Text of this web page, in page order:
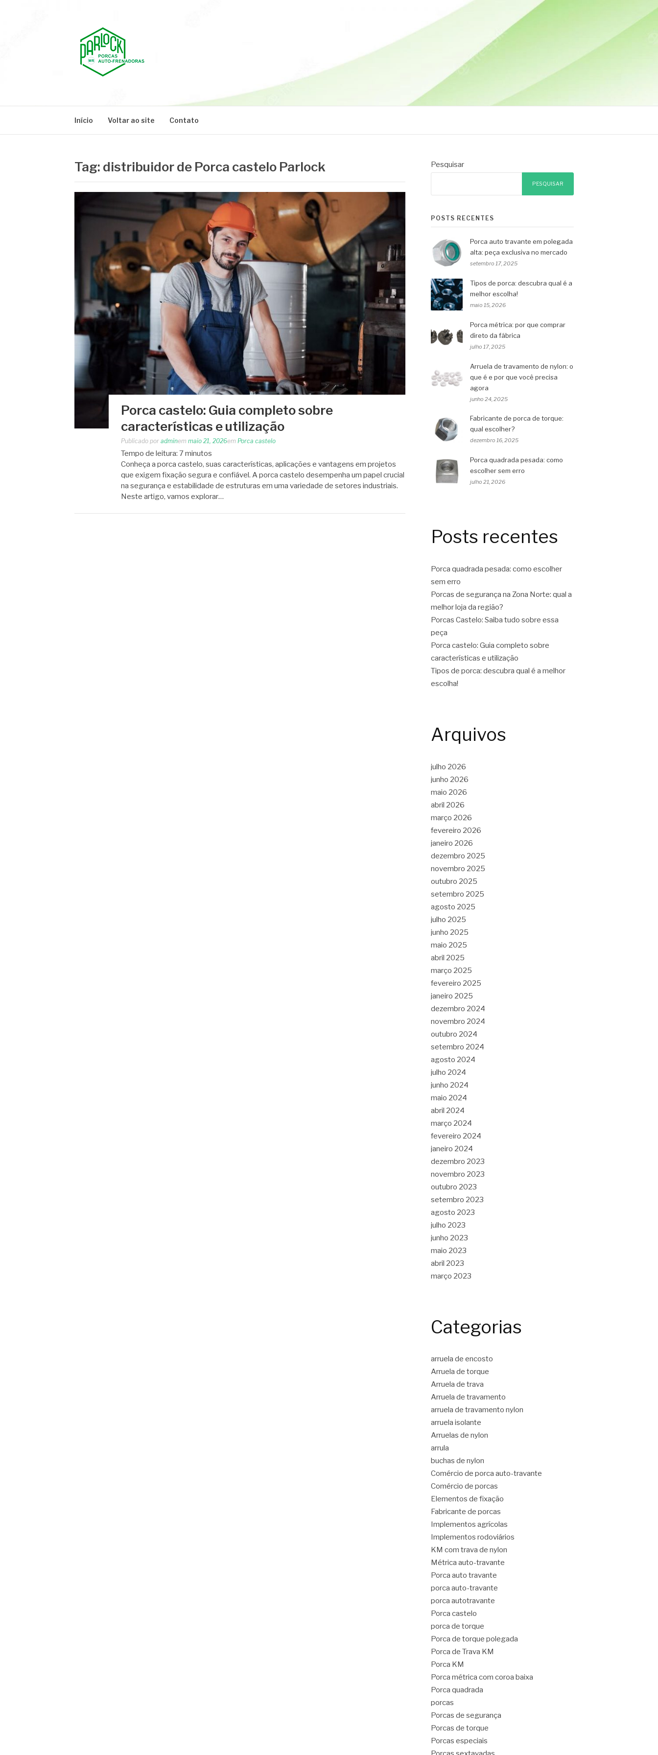
Início Voltar ao site Contato
Tag: distribuidor de Porca castelo Parlock
Porca castelo: Guia completo sobre
características e utilização
Publicado por adminem maio 21, 2026em Porca castelo
Tempo de leitura: 7minutos
Conheça a porca castelo, suas características, aplicações e vantagens em projetos
que exigem fixação segura e confiável. A porca castelo desempenha um papel crucial
na segurança e estabilidade de estruturas em uma variedade de setores industriais.
Neste artigo, vamos explorar…
Pesquisar
PESQUISAR
POSTS RECENTES
Porca auto travante em polegada
alta: peça exclusiva no mercado
setembro 17, 2025
Tipos de porca: descubra qual é a
melhor escolha!
maio 15, 2026
Porca métrica: por que comprar
direto da fábrica
julho 17, 2025
Arruela de travamento de nylon: o
que é e por que você precisa
agora
junho 24, 2025
Fabricante de porca de torque:
qual escolher?
dezembro 16, 2025
Porca quadrada pesada: como
escolher sem erro
julho 21, 2026
Posts recentes
Porca quadrada pesada: como escolher
sem erro
Porcas de segurança na Zona Norte: qual a
melhor loja da região?
Porcas Castelo: Saiba tudo sobre essa
peça
Porca castelo: Guia completo sobre
características e utilização
Tipos de porca: descubra qual é a melhor
escolha!
Arquivos
julho 2026
junho 2026
maio 2026
abril 2026
março 2026
fevereiro 2026
janeiro 2026
dezembro 2025
novembro 2025
outubro 2025
setembro 2025
agosto 2025
julho 2025
junho 2025
maio 2025
abril 2025
março 2025
fevereiro 2025
janeiro 2025
dezembro 2024
novembro 2024
outubro 2024
setembro 2024
agosto 2024
julho 2024
junho 2024
maio 2024
abril 2024
março 2024
fevereiro 2024
janeiro 2024
dezembro 2023
novembro 2023
outubro 2023
setembro 2023
agosto 2023
julho 2023
junho 2023
maio 2023
abril 2023
março 2023
Categorias
arruela de encosto
Arruela de torque
Arruela de trava
Arruela de travamento
arruela de travamento nylon
arruela isolante
Arruelas de nylon
arrula
buchas de nylon
Comércio de porca auto-travante
Comércio de porcas
Elementos de fixação
Fabricante de porcas
Implementos agrícolas
Implementos rodoviários
KM com trava de nylon
Métrica auto-travante
Porca auto travante
porca auto-travante
porca autotravante
Porca castelo
porca de torque
Porca de torque polegada
Porca de Trava KM
Porca KM
Porca métrica com coroa baixa
Porca quadrada
porcas
Porcas de segurança
Porcas de torque
Porcas especiais